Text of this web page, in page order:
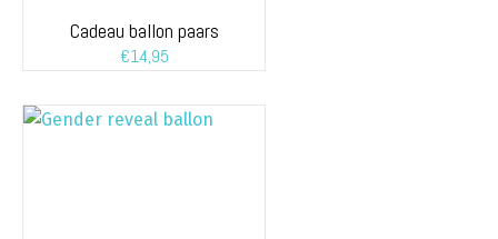
Cadeau ballon paars
€14,95